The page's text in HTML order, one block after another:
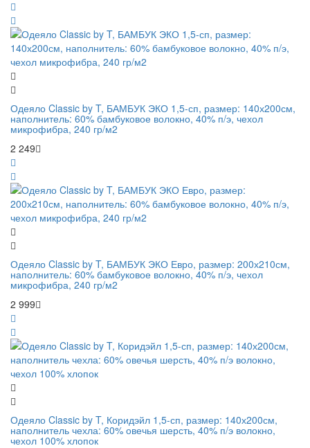
Одеяло Classic by T, БАМБУК ЭКО 1,5-сп, размер: 140х200см,
наполнитель: 60% бамбуковое волокно, 40% п/э, чехол
микрофибра, 240 гр/м2
2 249
Одеяло Classic by T, БАМБУК ЭКО Евро, размер: 200х210см,
наполнитель: 60% бамбуковое волокно, 40% п/э, чехол
микрофибра, 240 гр/м2
2 999
Одеяло Classic by T, Коридэйл 1,5-сп, размер: 140х200см,
наполнитель чехла: 60% овечья шерсть, 40% п/э волокно,
чехол 100% хлопок